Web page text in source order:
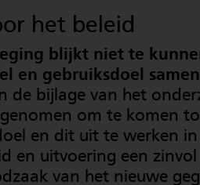
het beleid
blijkt niet te
en gebruiksdoel
de bijlage van het
om te komen
en dit uit te werken
en uitvoering een
van het nieuwe